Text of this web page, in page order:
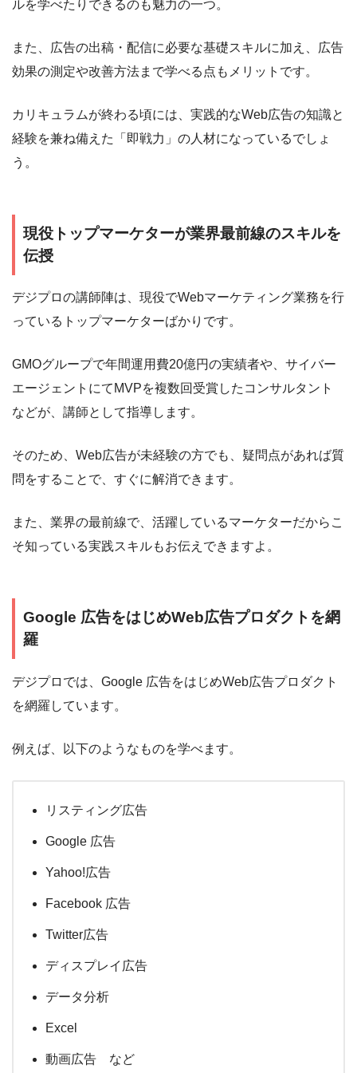
ルを学べたりできるのも魅力の一つ。
また、広告の出稿・配信に必要な基礎スキルに加え、広告
効果の測定や改善方法まで学べる点もメリットです。
カリキュラムが終わる頃には、実践的なWeb広告の知識と
経験を兼ね備えた「即戦力」の人材になっているでしょ
う。
現役トップマーケターが業界最前線のスキルを
伝授
デジプロの講師陣は、現役でWebマーケティング業務を行
っているトップマーケターばかりです。
GMOグループで年間運用費20億円の実績者や、サイバー
エージェントにてMVPを複数回受賞したコンサルタント
などが、講師として指導します。
そのため、Web広告が未経験の方でも、疑問点があれば質
問をすることで、すぐに解消できます。
また、業界の最前線で、活躍しているマーケターだからこ
そ知っている実践スキルもお伝えできますよ。
Google 広告をはじめWeb広告プロダクトを網
羅
デジプロでは、Google 広告をはじめWeb広告プロダクト
を網羅しています。
例えば、以下のようなものを学べます。
リスティング広告
Google 広告
Yahoo!広告
Facebook 広告
Twitter広告
ディスプレイ広告
データ分析
Excel
動画広告 など